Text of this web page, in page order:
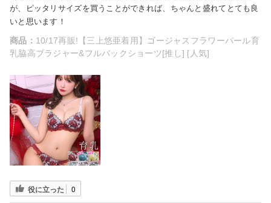
が、ピッタリサイズを買うことができれば、ちゃんと盛れてとても良
いと思います！
商品： 10/17再販!【三上悠亜着用】ゴージャスフラワーパール育
乳脇高ブラジャー&フルバックショーツ[推し] [人気]
役に立った 0